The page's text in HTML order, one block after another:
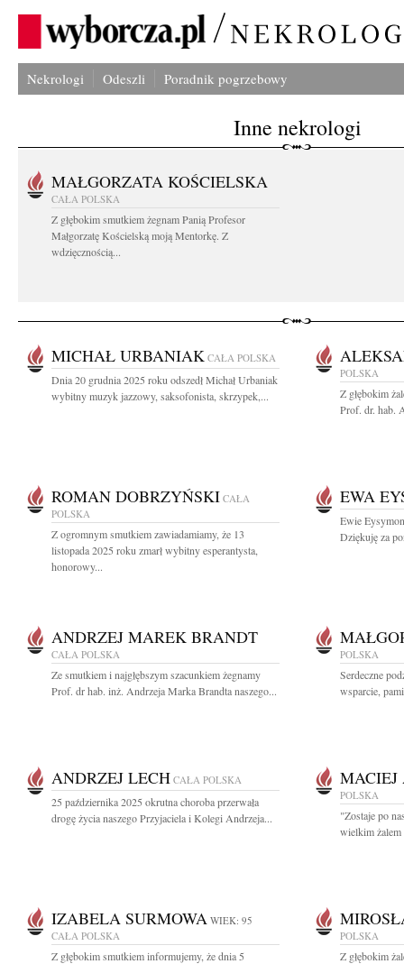
Nekrologi Odeszli Poradnik pogrzebowy
Inne nekrologi
MAŁGORZATA KOŚCIELSKA
CAŁA POLSKA
Z głębokim smutkiem żegnam Panią Profesor
Małgorzatę Kościelską moją Mentorkę. Z
wdzięcznością...
MICHAŁ URBANIAK CAŁA POLSKA
Dnia 20 grudnia 2025 roku odszedł Michał Urbaniak
wybitny muzyk jazzowy, saksofonista, skrzypek,...
POLSKA
Z głębokim
Prof. dr. hab.
ROMAN DOBRZYŃSKI CAŁA
POLSKA
Z ogromnym smutkiem zawiadamiamy, że 13
listopada 2025 roku zmarł wybitny esperantysta,
honorowy...
EWA
Ewie
Dziękuję za
ANDRZEJ MAREK BRANDT
CAŁA POLSKA
Ze smutkiem i najgłębszym szacunkiem żegnamy
Prof. dr hab. inż. Andrzeja Marka Brandta naszego...
POLSKA
Serdeczne
wsparcie,
ANDRZEJ LECH CAŁA POLSKA
25 października 2025 okrutna choroba przerwała
drogę życia naszego Przyjaciela i Kolegi Andrzeja...
POLSKA
"Zostaje po
wielkim żalem
IZABELA SURMOWA WIEK: 95
CAŁA POLSKA
Z głębokim smutkiem informujemy, że dnia 5
POLSKA
Z głębokim